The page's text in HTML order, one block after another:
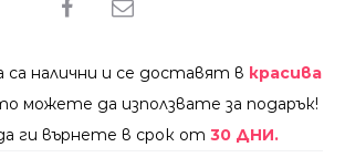
налични и се доставят в красива
можете да използвате за подарък!
ги върнете в срок от 30 ДНИ.